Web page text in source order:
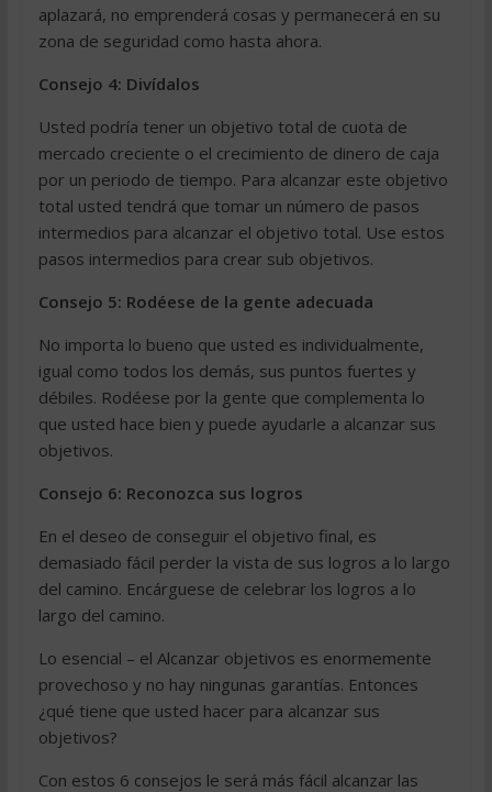
aplazará, no emprenderá cosas y permanecerá en su
zona de seguridad como hasta ahora.
Consejo 4: Divídalos
Usted podría tener un objetivo total de cuota de
mercado creciente o el crecimiento de dinero de caja
por un periodo de tiempo. Para alcanzar este objetivo
total usted tendrá que tomar un número de pasos
intermedios para alcanzar el objetivo total. Use estos
pasos intermedios para crear sub objetivos.
Consejo 5: Rodéese de la gente adecuada
No importa lo bueno que usted es individualmente,
igual como todos los demás, sus puntos fuertes y
débiles. Rodéese por la gente que complementa lo
que usted hace bien y puede ayudarle a alcanzar sus
objetivos.
Consejo 6: Reconozca sus logros
En el deseo de conseguir el objetivo final, es
demasiado fácil perder la vista de sus logros a lo largo
del camino. Encárguese de celebrar los logros a lo
largo del camino.
Lo esencial – el Alcanzar objetivos es enormemente
provechoso y no hay ningunas garantías. Entonces
¿qué tiene que usted hacer para alcanzar sus
objetivos?
Con estos 6 consejos le será más fácil alcanzar las